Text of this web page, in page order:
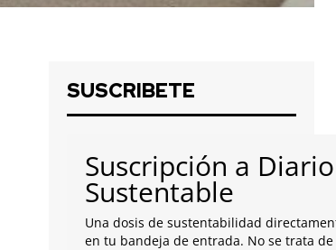
SUSCRIBETE
Suscripción a Diario
Sustentable
Una dosis de sustentabilidad
en tu bandeja de entrada. No se trata de